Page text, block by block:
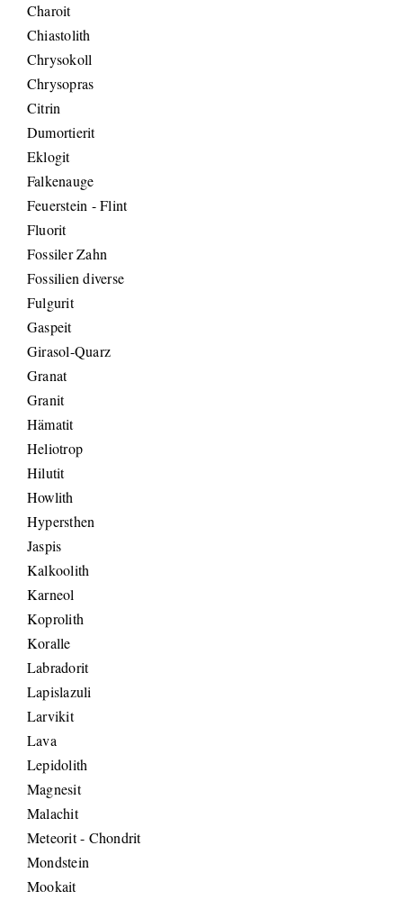
Charoit
Chiastolith
Chrysokoll
Chrysopras
Citrin
Dumortierit
Eklogit
Falkenauge
Feuerstein - Flint
Fluorit
Fossiler Zahn
Fossilien diverse
Fulgurit
Gaspeit
Girasol-Quarz
Granat
Granit
Hämatit
Heliotrop
Hilutit
Howlith
Hypersthen
Jaspis
Kalkoolith
Karneol
Koprolith
Koralle
Labradorit
Lapislazuli
Larvikit
Lava
Lepidolith
Magnesit
Malachit
Meteorit - Chondrit
Mondstein
Mookait